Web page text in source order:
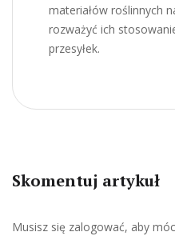
materiałów roślinnych
rozważyć ich
przesyłek.
Skomentuj artykuł
Musisz się zalogować, aby